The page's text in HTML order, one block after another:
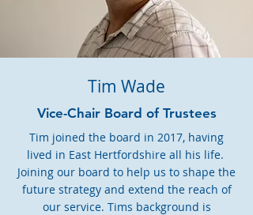
Tim Wade
Vice-Chair Board of Trustees
Tim joined the board in 2017, having
lived in East Hertfordshire all his life.
Joining our board to help us to shape the
future strategy and extend the reach of
our service. Tims background is